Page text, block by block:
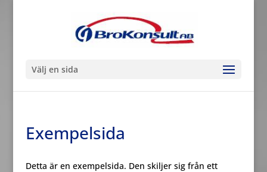
Välj en sida
Exempelsida
Detta är en exempelsida. Den skiljer sig från ett